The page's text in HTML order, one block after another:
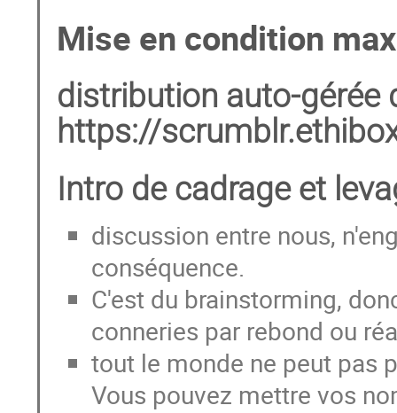
Mise en condition
distribution auto-gérée
https://
Intro de cadrage et
discussion entre nous,
conséquence.
C'est du brainstorming,
conneries par rebond ou
tout le monde ne peut pas
Vous pouvez mettre vos